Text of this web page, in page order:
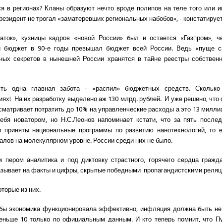
в регионах? Кланы образуют нечто вроде полипов на теле того или
не трогал «заматеревших региональных набобов», -
кузницы кадров «новой России» был и остается «Газпром»,
бюджет в 90-е годы превышал бюджет всей России. Ведь «пуще
секретов в нынешней России хранятся в тайне реестры
одна главная забота - «распил» бюджетных средств. Сколько
На их разработку выделено аж 130 млрд. рублей. И уже решено, что
потратить до 10% на управленческие расходы а это 13
новатором, но Н.С.Леонов напоминает кстати, что за пять
приняты национальные программы по развитию нанотехнологий, то
на молекулярном уровне. России среди них не было.
пером аналитика и под диктовку страстного, горячего сердца
на факты и цифры, скрытые победными пропагандистскими
из них.
экономика функционировала эффективно, инфляция должна быть
10 только по официальным данным. И кто теперь помнит, что